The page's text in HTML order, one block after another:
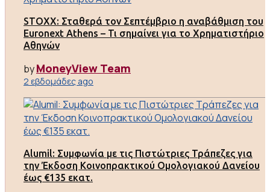
STOXX: Σταθερά τον Σεπτέμβριο η αναβάθμιση του
Euronext Athens – Τι σημαίνει για το Χρηματιστήριο
Αθηνών
byMoneyView Team
2 εβδομάδες ago
Alumil: Συμφωνία με τις Πιστώτριες Τράπεζες για
την Έκδοση Κοινοπρακτικού Ομολογιακού Δανείου
έως €135 εκατ.